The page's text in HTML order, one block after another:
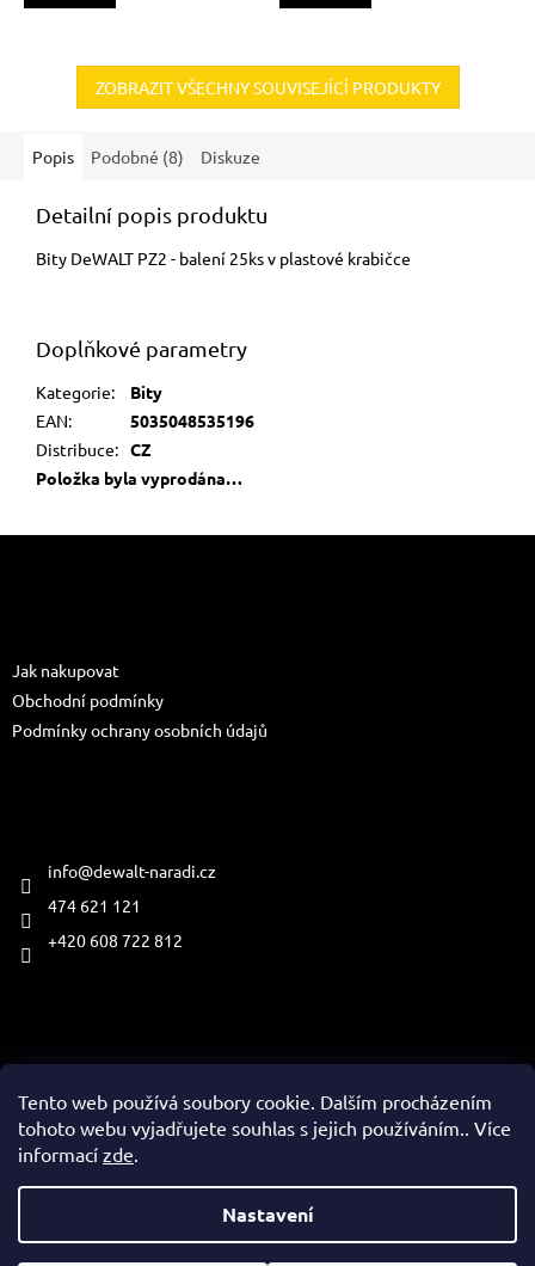
Tento web používá soubory cookie. Dalším procházením
tohoto webu vyjadřujete souhlas s jejich používáním.. Více
informací zde.
Nastavení
ZOBRAZIT VŠECHNY SOUVISEJÍCÍ PRODUKTY
Popis Podobné (8) Diskuze
Detailní popis produktu
Bity DeWALT PZ2 - balení 25ks v plastové krabičce
Doplňkové parametry
Kategorie:
Bity
EAN:
5035048535196
Distribuce: CZ
Položka byla vyprodána…
Jak nakupovat
Obchodní podmínky
Podmínky ochrany osobních údajů
info@dewalt-naradi.cz
474 621 121
+420 608 722 812